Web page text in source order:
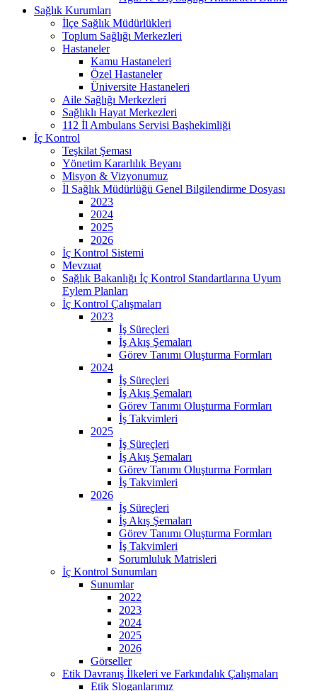
Sağlık Kurumları
İlçe Sağlık Müdürlükleri
Toplum Sağlığı Merkezleri
Hastaneler
Kamu Hastaneleri
Özel Hastaneler
Üniversite Hastaneleri
Aile Sağlığı Merkezleri
Sağlıklı Hayat Merkezleri
112 İl Ambulans Servisi Başhekimliği
İç Kontrol
Teşkilat Şeması
Yönetim Kararlılık Beyanı
Misyon & Vizyonumuz
İl Sağlık Müdürlüğü Genel Bilgilendirme Dosyası
2023
2024
2025
2026
İç Kontrol Sistemi
Mevzuat
Sağlık Bakanlığı İç Kontrol Standartlarına Uyum
Eylem Planları
İç Kontrol Çalışmaları
2023
İş Süreçleri
İş Akış Şemaları
Görev Tanımı Oluşturma Formları
2024
İş Süreçleri
İş Akış Şemaları
Görev Tanımı Oluşturma Formları
İş Takvimleri
2025
İş Süreçleri
İş Akış Şemaları
Görev Tanımı Oluşturma Formları
İş Takvimleri
2026
İş Süreçleri
İş Akış Şemaları
Görev Tanımı Oluşturma Formları
İş Takvimleri
Sorumluluk Matrisleri
İç Kontrol Sunumları
Sunumlar
2022
2023
2024
2025
2026
Görseller
Etik Davranış İlkeleri ve Farkındalık Çalışmaları
Etik Sloganlarımız